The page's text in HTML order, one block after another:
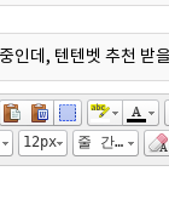
12px 줄 간격